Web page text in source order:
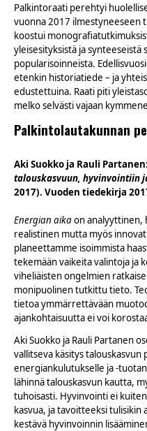
Palkintoraati perehtyi
vuonna 2017 ilmestyneeseen
koostui
yleisesityksistä ja
popularisoinneista.
etenkin historiatiede – ja
edustettuina. Raati piti
melko selvästi vajaan
Palkintolautakunnan
Aki Suokko ja Rauli Partanen:
talouskasvuun, hyvinvointiin
2017). Vuoden tiedekirja
Energian aikaon analyyttinen,
realistinen mutta myös
planeettamme isoimmista
tekemään vaikeita valintoja ja
viheliäisten ongelmien
monipuolinen tutkittu tieto.
tietoa ymmärrettävään
ajankohtaisuutta ei voi
Aki Suokko ja Rauli Partanen
vallitseva käsitys talouskasvun
energiankulutukselle ja -
lähinnä talouskasvun kautta,
tuhoisasti. Hyvinvointi ei
kasvua, ja tavoitteeksi
kestävä hyvinvoinnin